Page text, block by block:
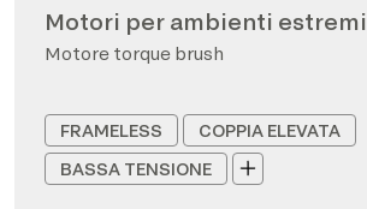
Motori per ambienti estremi
Motore torque brush
FRAMELESS
COPPIA ELEVATA
BASSA TENSIONE